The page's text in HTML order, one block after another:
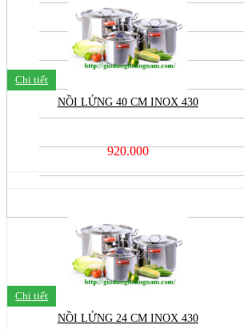
Chi tiết
NỒI LỬNG 40 CM INOX 430
920.000
Chi tiết
NỒI LỬNG 24 CM INOX 430